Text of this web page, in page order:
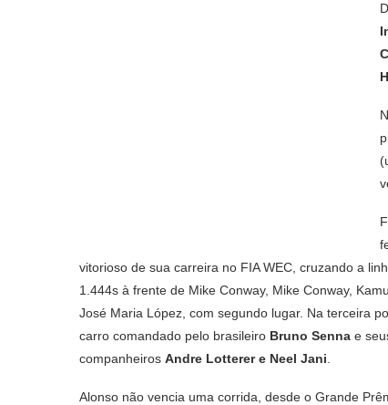
vitorioso de sua carreira no FIA WEC, cruzando a
1.444s à frente de Mike Conway, Mike Conway,
José Maria López, com segundo lugar. Na terceira
carro comandado pelo brasileiro Bruno Senna e
companheiros Andre Lotterer e Neel Jani
Alonso não vencia uma corrida, desde o Grande